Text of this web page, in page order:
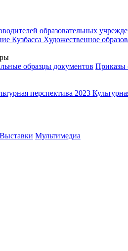
образовательных
Кузбасса Художественное
образцы документов Приказы
перспектива 2023
Выставки Мультимедиа